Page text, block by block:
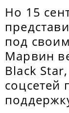
Но 15
под
Марвин
Black
соцсетей